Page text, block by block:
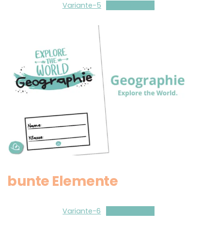
Variante-5
bunte Elemente
Variante-6